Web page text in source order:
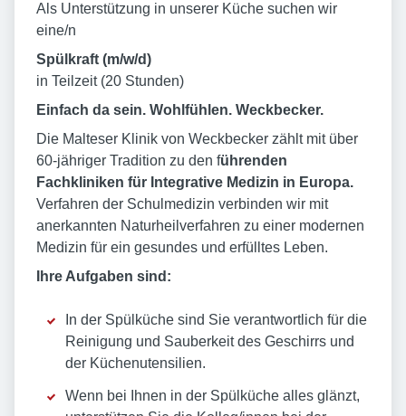
Als Unterstützung in unserer Küche suchen wir
eine/n
Spülkraft (m/w/d)
in Teilzeit (20 Stunden)
Einfach da sein. Wohlfühlen. Weckbecker.
Die Malteser Klinik von Weckbecker zählt mit über
60-jähriger Tradition zu den führenden
Fachkliniken für Integrative Medizin in Europa.
Verfahren der Schulmedizin verbinden wir mit
anerkannten Naturheilverfahren zu einer modernen
Medizin für ein gesundes und erfülltes Leben.
Ihre Aufgaben sind:
In der Spülküche sind Sie verantwortlich für die
Reinigung und Sauberkeit des Geschirrs und
der Küchenutensilien.
Wenn bei Ihnen in der Spülküche alles glänzt,